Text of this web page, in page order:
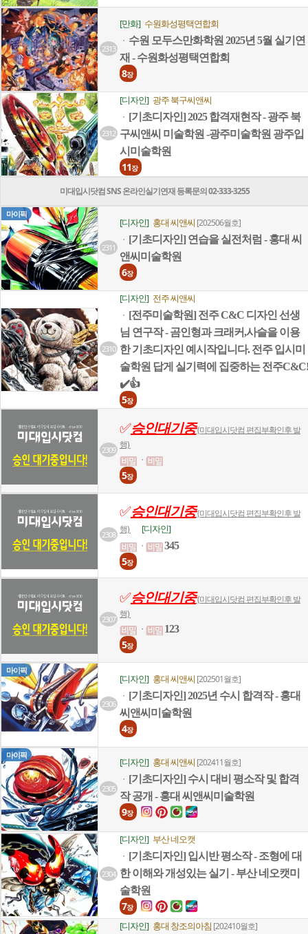
2313
[만화] 수원화성평택연합회
ㆍ 수원 모두스만화학원 2025년 5월 실기연
재 - 수원화성평택연합회
8장
2312
[디자인] 광주 북구씨앤씨
ㆍ [기초디자인] 2025 합격재현작 - 광주 북
구씨앤씨 미술학원 -광주미술학원 광주입
시미술학원
11장
미대입시닷컴 SNS 온라인실기연재 등록문의 02-333-3255
마이픽
2311
[디자인] 홍대 씨앤씨 [202506월호]
ㆍ [기초디자인] 연습을 실전처럼 - 홍대 씨
앤씨미술학원
6장
2310
[디자인] 전주 씨앤씨
ㆍ [전주미술학원] 전주 C&C 디자인 선생
님 연구작 - 곰인형과 크래커,사슬을 이용
한 기초디자인 예시작입니다. 전주 입시미
술학원 답게 실기력에 집중하는 전주C&C!
✔️👍
5장
2309
✅승인대기중(미대입시닷컴 편집부확인후 발
행)
ㆍ
5장
2308
✅승인대기중(미대입시닷컴 편집부확인후 발
행)
[디자인]
ㆍ 345
5장
2307
✅승인대기중(미대입시닷컴 편집부확인후 발
행)
ㆍ
123
5장
마이픽
2306
[디자인] 홍대 씨앤씨 [202501월호]
ㆍ [기초디자인] 2025년 수시 합격작 - 홍대
씨앤씨미술학원
4장
마이픽
2305
[디자인] 홍대 씨앤씨 [202411월호]
ㆍ [기초디자인] 수시 대비 평소작 및 합격
작 공개 - 홍대 씨앤씨미술학원
9장
2304
[디자인] 부산 네오캣
ㆍ [기초디자인] 입시반 평소작 - 조형에 대
한 이해와 개성있는 실기 - 부산 네오캣미
술학원
7장
[디자인] 홍대 창조의아침 [202410월호]